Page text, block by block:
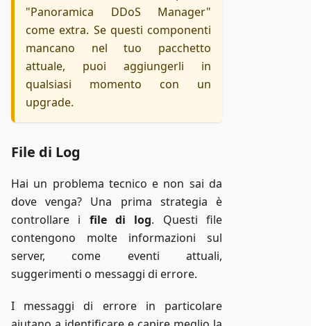
"Panoramica DDoS Manager"
come extra. Se questi componenti
mancano nel tuo pacchetto
attuale, puoi aggiungerli in
qualsiasi momento con un
upgrade.
File di Log
Hai un problema tecnico e non sai da
dove venga? Una prima strategia è
controllare i file di log. Questi file
contengono molte informazioni sul
server, come eventi attuali,
suggerimenti o messaggi di errore.
I messaggi di errore in particolare